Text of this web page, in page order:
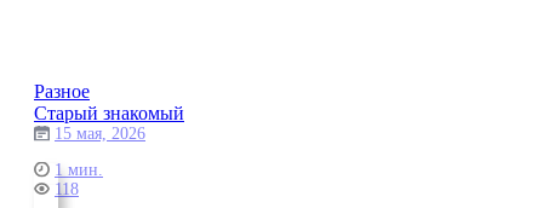
Разное
Старый знакомый
15 мая, 2026
1 мин.
118